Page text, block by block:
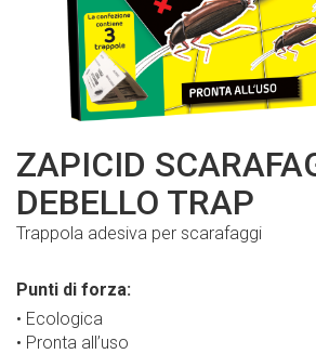
ZAPICID
DEBELLO TRAP
Trappola adesiva per scarafaggi
Punti di forza:
• Ecologica
• Pronta all’uso